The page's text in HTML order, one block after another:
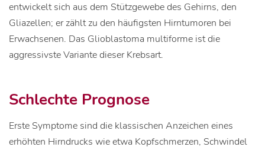
entwickelt sich aus dem Stützgewebe des Gehirns, den
Gliazellen; er zählt zu den häufigsten Hirntumoren bei
Erwachsenen. Das Glioblastoma multiforme ist die
aggressivste Variante dieser Krebsart.
Schlechte Prognose
Erste Symptome sind die klassischen Anzeichen eines
erhöhten Hirndrucks wie etwa Kopfschmerzen, Schwindel